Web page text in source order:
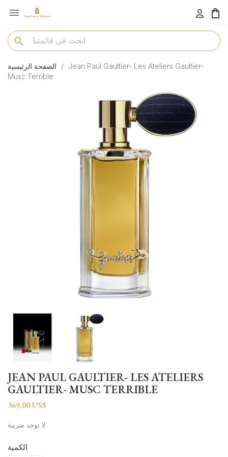
menu 
search
الصفحة الرئيسية
Jean Paul Gaultier- Les Ateliers Gaultier-
Musc Terrible
JEAN PAUL GAULTIER- LES ATELIERS
GAULTIER- MUSC TERRIBLE
369.00 US$
لا توجد ضريبة
الكمية